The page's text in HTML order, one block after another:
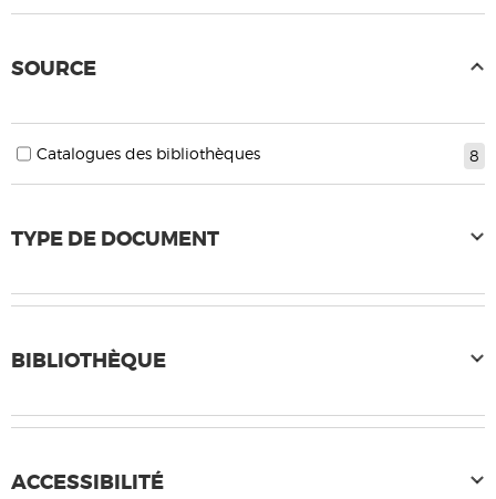
SOURCE
8
Catalogues des bibliothèques
TYPE DE DOCUMENT
BIBLIOTHÈQUE
ACCESSIBILITÉ